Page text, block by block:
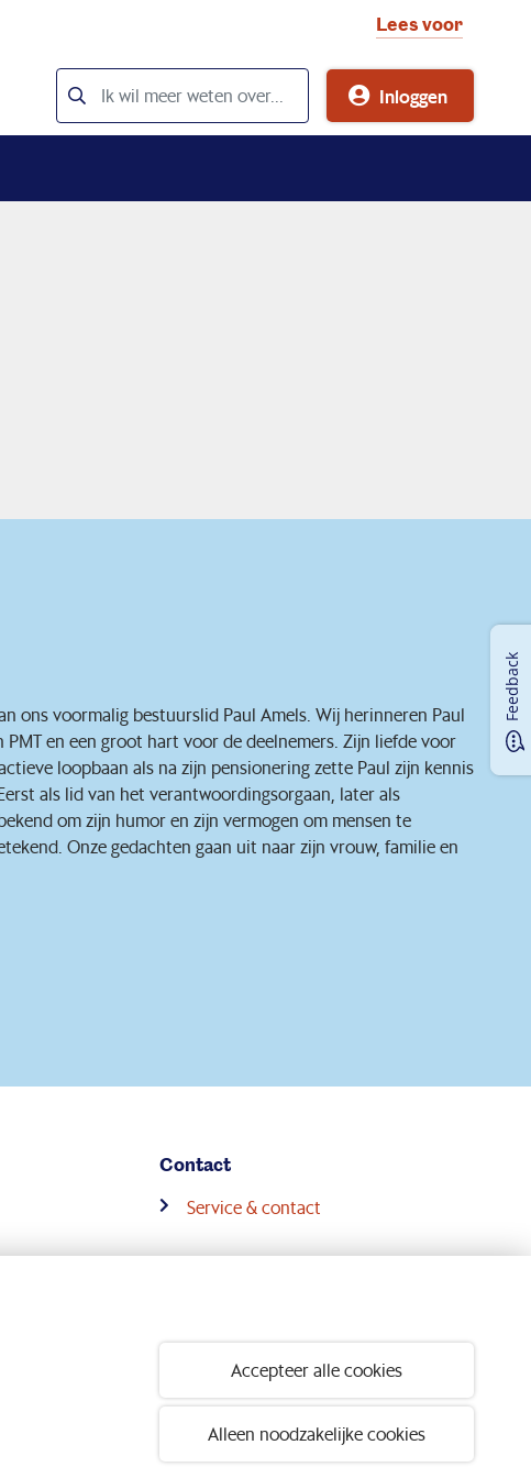
Accepteer alle cookies
Alleen noodzakelijke cookies
Lees voor
Inloggen
ons voormalig bestuurslid Paul Amels. Wij herinneren Paul
en een groot hart voor de deelnemers. Zijn liefde voor
loopbaan als na zijn pensionering zette Paul zijn kennis
als lid van het verantwoordingsorgaan, later als
om zijn humor en zijn vermogen om mensen te
Onze gedachten gaan uit naar zijn vrouw, familie en
Contact
Service & contact
© 2026 Pensioenfonds Metaal en Techniek
Feedback